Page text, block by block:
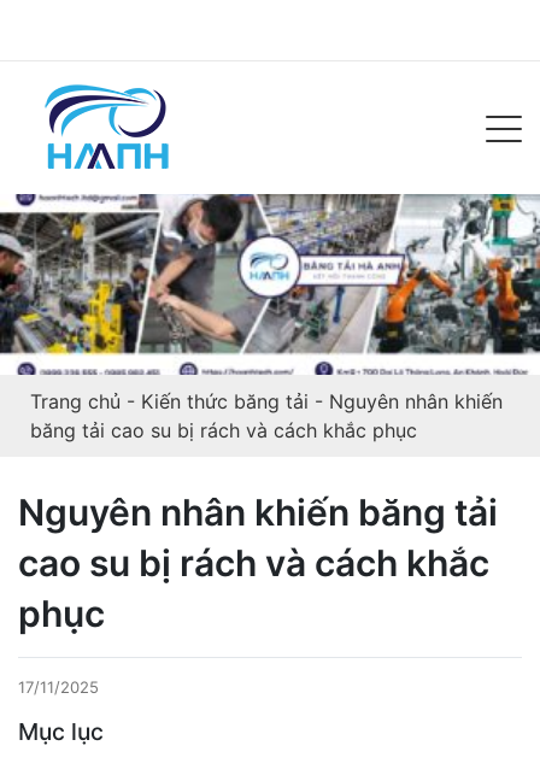
Trang chủ - Kiến thức băng tải - Nguyên nhân khiến
băng tải cao su bị rách và cách khắc phục
Nguyên nhân khiến băng tải
cao su bị rách và cách khắc
phục
17/11/2025
Mục lục